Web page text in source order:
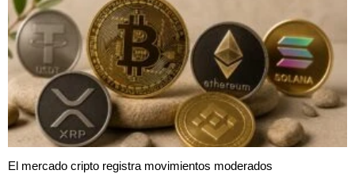
El mercado cripto registra movimientos moderados